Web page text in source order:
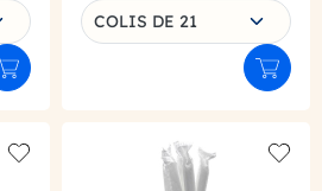
Ajouter au panier
COLIS DE 21